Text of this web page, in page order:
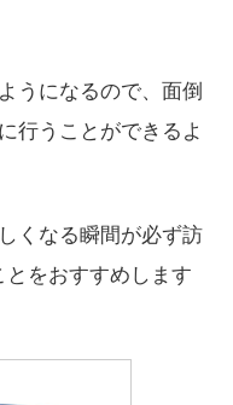
うになるので、面倒
行うことができるよ
くなる瞬間が必ず訪
をおすすめします